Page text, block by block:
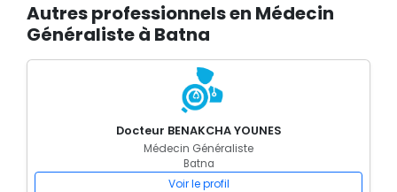
Autres professionnels en Médecin
Généraliste à Batna
Docteur BENAKCHA YOUNES
Médecin Généraliste
Batna
Voir le profil